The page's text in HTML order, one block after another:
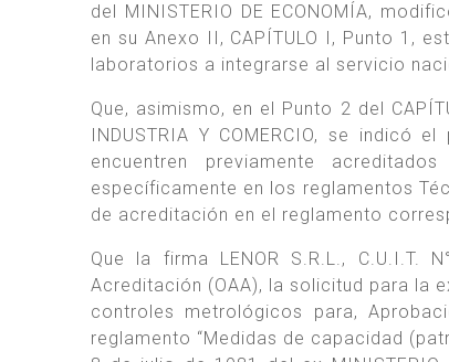
del MINISTERIO DE ECONOMÍA,
en su Anexo II, CAPÍTULO I, Punto 1,
laboratorios a integrarse al servicio
Que, asimismo, en el Punto 2 del
INDUSTRIA Y COMERCIO, se indicó
encuentren previamente
específicamente en los reglamentos
de acreditación en el reglamento
Que la firma LENOR S.R.L., C.U.I.T.
Acreditación (OAA), la solicitud para la
controles metrológicos para,
reglamento “Medidas de capacidad